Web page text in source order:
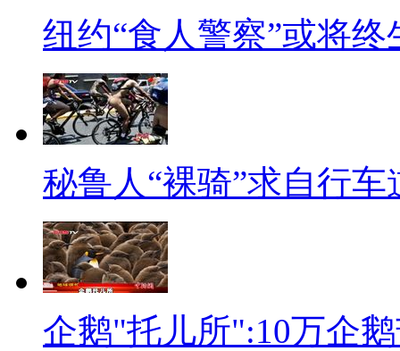
长时间的贷款，而闯红灯者却
远比其他人高。
加拿大：在加拿大的多伦多
拍到的闯红灯过程记录一次罚
附加费和5美元的法庭费用，总
【口播】看了别的国家对于
了。其实，治理“中国式过马路
上策，偏要被法规的鞭子抽着
成“公愤”，相信在法律和道德
纽约“食人警察”或将终
秘鲁人“裸骑”求自行车
企鹅"托儿所":10万企